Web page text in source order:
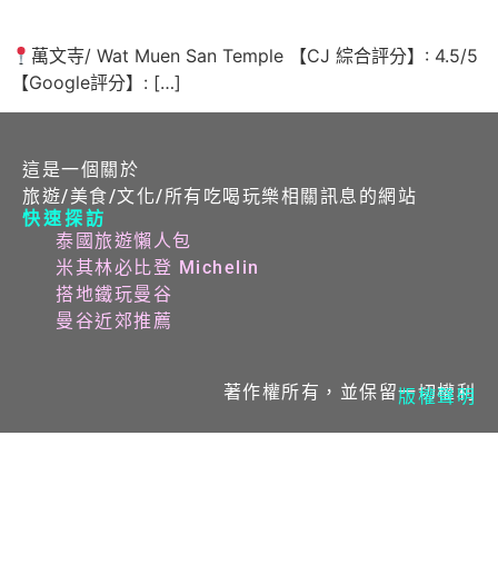
萬文寺/ Wat Muen San Temple 【CJ 綜合評分】: 4.5/5
【Google評分】: […]
這是一個關於
旅遊/美食/文化/所有吃喝玩樂相關訊息的網站
快速探訪
泰國旅遊懶人包
米其林必比登 Michelin
搭地鐵玩曼谷
曼谷近郊推薦
著作權所有，並保留一切權利
版權聲明